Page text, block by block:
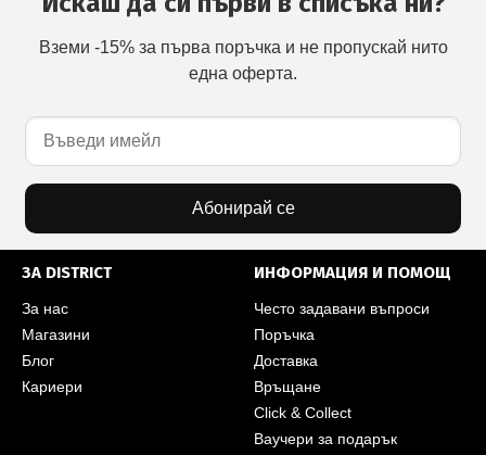
Вземи -15% за първа поръчка и не пропускай нито
една оферта.
Абонирай се
ЗА DISTRICT
За нас
Магазини
Блог
Кариери
ИНФОРМАЦИЯ И ПОМОЩ
Често задавани въпроси
Поръчка
Доставка
Връщане
Click & Collect
Ваучери за подарък